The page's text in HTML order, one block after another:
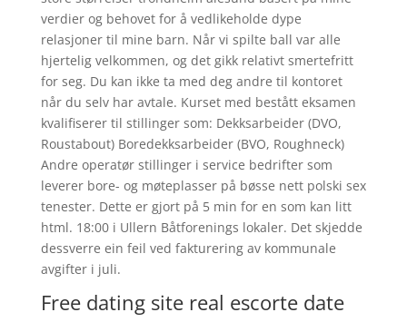
verdier og behovet for å vedlikeholde dype
relasjoner til mine barn. Når vi spilte ball var alle
hjertelig velkommen, og det gikk relativt smertefritt
for seg. Du kan ikke ta med deg andre til kontoret
når du selv har avtale. Kurset med bestått eksamen
kvalifiserer til stillinger som: Dekksarbeider (DVO,
Roustabout) Boredekksarbeider (BVO, Roughneck)
Andre operatør stillinger i service bedrifter som
leverer bore- og møteplasser på bøsse nett polski sex
tenester. Dette er gjort på 5 min for en som kan litt
html. 18:00 i Ullern Båtforenings lokaler. Det skjedde
dessverre ein feil ved fakturering av kommunale
avgifter i juli.
Free dating site real escorte date